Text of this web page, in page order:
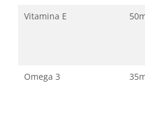
Vitamina E
Omega 3